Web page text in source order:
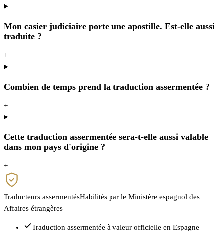
Mon casier judiciaire porte une apostille. Est-elle aussi
traduite ?
+
Combien de temps prend la traduction assermentée ?
+
Cette traduction assermentée sera-t-elle aussi valable
dans mon pays d'origine ?
+
Traducteurs assermentésHabilités par le Ministère espagnol des
Affaires étrangères
Traduction assermentée à valeur officielle en Espagne